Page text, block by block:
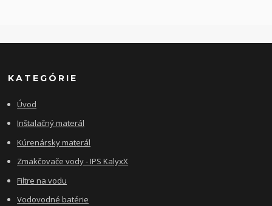
KATEGÓRIE
Úvod
Inštalačný materál
Kúrenársky materál
Zmäkčovače vody - IPS KalyxX
Filtre na vodu
Vodovodné batérie